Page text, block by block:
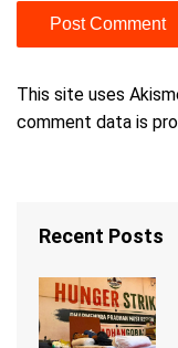
This site uses
comment data is
Recent Posts